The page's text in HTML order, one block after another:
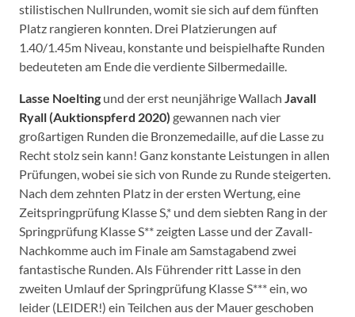
stilistischen Nullrunden, womit sie sich auf dem fünften
Platz rangieren konnten. Drei Platzierungen auf
1.40/1.45m Niveau, konstante und beispielhafte Runden
bedeuteten am Ende die verdiente Silbermedaille.
Lasse Noelting und der erst neunjährige Wallach Javall
Ryall (Auktionspferd 2020) gewannen nach vier
großartigen Runden die Bronzemedaille, auf die Lasse zu
Recht stolz sein kann! Ganz konstante Leistungen in allen
Prüfungen, wobei sie sich von Runde zu Runde steigerten.
Nach dem zehnten Platz in der ersten Wertung, eine
Zeitspringprüfung Klasse S,* und dem siebten Rang in der
Springprüfung Klasse S** zeigten Lasse und der Zavall-
Nachkomme auch im Finale am Samstagabend zwei
fantastische Runden. Als Führender ritt Lasse in den
zweiten Umlauf der Springprüfung Klasse S*** ein, wo
leider (LEIDER!) ein Teilchen aus der Mauer geschoben